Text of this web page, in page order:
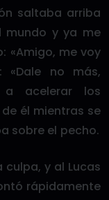
saltaba arriba
mundo y ya me
«Amigo, me voy
no más,
a acelerar los
él mientras se
sobre el pecho.
y al Lucas
rápidamente